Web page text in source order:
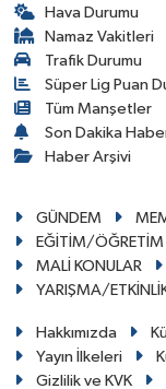
Hava Durumu
Namaz Vakitleri
Trafik Durumu
Süper Lig Puan
Tüm Manşetler
Son Dakika
Haber Arşivi
GÜNDEM
EĞİTİM/ÖĞRETİM
MALİ KONULAR
YARIŞMA/
Hakkımızda
Yayın İlkeleri
Gizlilik ve KVK